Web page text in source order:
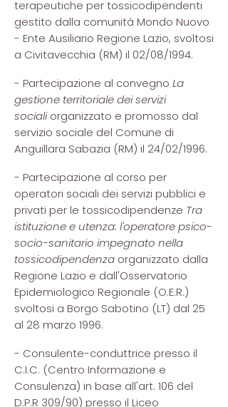
terapeutiche per tossicodipendenti
gestito dalla comunità Mondo Nuovo
- Ente Ausiliario Regione Lazio, svoltosi
a Civitavecchia (RM) il 02/08/1994.
- Partecipazione al convegno La
gestione territoriale dei servizi
socialiorganizzato e promosso dal
servizio sociale del Comune di
Anguillara Sabazia (RM) il 24/02/1996.
- Partecipazione al corso per
operatori sociali dei servizi pubblici e
privati per le tossicodipendenze Tra
istituzione e utenza: l'operatore psico-
socio-sanitario impegnato nella
tossicodipendenza organizzato dalla
Regione Lazio e dall'Osservatorio
Epidemiologico Regionale (O.E.R.)
svoltosi a Borgo Sabotino (LT) dal 25
al 28 marzo 1996.
- Consulente-conduttrice presso il
C.I.C. (Centro Informazione e
Consulenza) in base all'art. 106 del
D.P.R 309/90) presso il Liceo